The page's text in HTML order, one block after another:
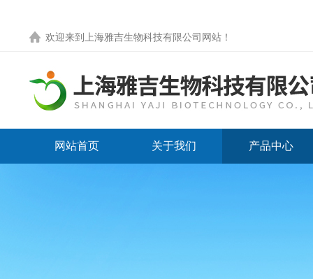
欢迎来到 上海雅吉生物科技有限公司网站 ！
网站首页 关于我们 产品中心